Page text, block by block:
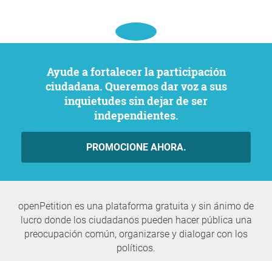
Ayude a fortalecer la participación
ciudadana. Queremos dar voz a sus
inquietudes sin dejar de ser
independientes.
PROMOCIONE AHORA.
openPetition es una plataforma gratuita y sin ánimo de
lucro donde los ciudadanos pueden hacer pública una
preocupación común, organizarse y dialogar con los
políticos.